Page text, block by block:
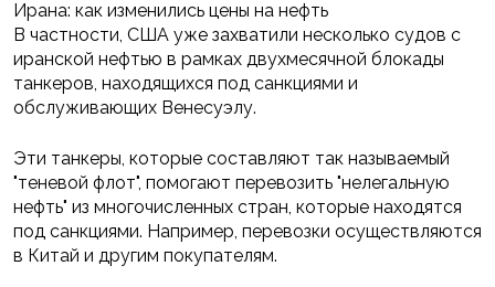
Ирана: как изменились цены на нефть
В частности, США уже захватили несколько судов с
иранской нефтью в рамках двухмесячной блокады
танкеров, находящихся под санкциями и
обслуживающих Венесуэлу.
Эти танкеры, которые составляют так называемый
"теневой флот", помогают перевозить "нелегальную
нефть" из многочисленных стран, которые находятся
под санкциями. Например, перевозки осуществляются
в Китай и другим покупателям.